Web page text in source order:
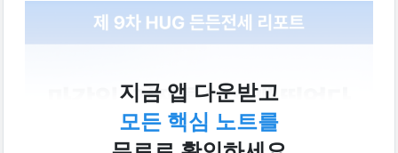
지금 앱 다운받고
모든 핵심 노트를